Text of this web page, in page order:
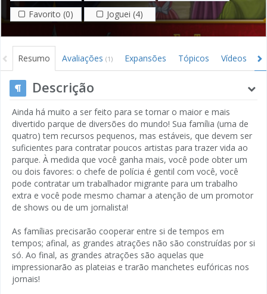
Favorito (0)
Joguei (4)
Resumo Avaliações (1) Expansões Tópicos Vídeos
Descrição
Ainda há muito a ser feito para se tornar o maior e mais
divertido parque de diversões do mundo! Sua família (uma de
quatro) tem recursos pequenos, mas estáveis, que devem ser
suficientes para contratar poucos artistas para trazer vida ao
parque. À medida que você ganha mais, você pode obter um
ou dois favores: o chefe de polícia é gentil com você, você
pode contratar um trabalhador migrante para um trabalho
extra e você pode mesmo chamar a atenção de um promotor
de shows ou de um jornalista!
As famílias precisarão cooperar entre si de tempos em
tempos; afinal, as grandes atrações não são construídas por si
só. Ao final, as grandes atrações são aquelas que
impressionarão as plateias e trarão manchetes eufóricas nos
jornais!